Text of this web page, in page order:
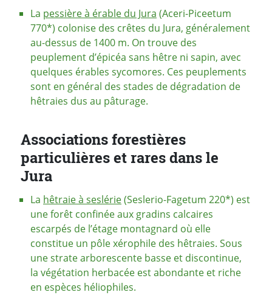
La pessière à érable du Jura (Aceri-Piceetum
770*) colonise des crêtes du Jura, généralement
au-dessus de 1400 m. On trouve des
peuplement d’épicéa sans hêtre ni sapin, avec
quelques érables sycomores. Ces peuplements
sont en général des stades de dégradation de
hêtraies dus au pâturage.
Associations forestières
particulières et rares dans le
Jura
La hêtraie à seslérie(Seslerio-Fagetum 220*) est
une forêt confinée aux gradins calcaires
escarpés de l’étage montagnard où elle
constitue un pôle xérophile des hêtraies. Sous
une strate arborescente basse et discontinue,
la végétation herbacée est abondante et riche
en espèces héliophiles.